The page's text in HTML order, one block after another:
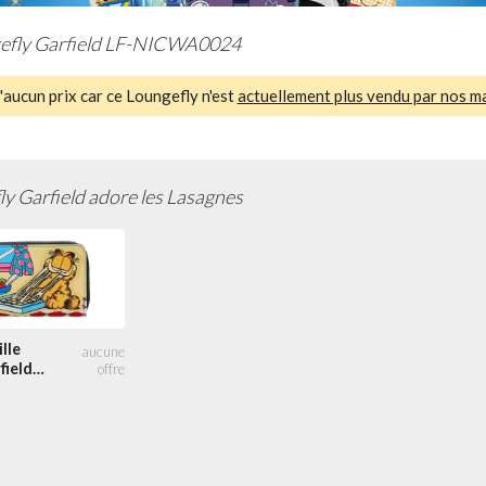
Garfield LF-NICWA0024
prix car ce Loungefly n'estactuellement plus vendu par nos
Garfield adore les Lasagnes